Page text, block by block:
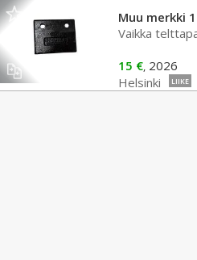
Muu merkki
Vaikka
15 €, 2026
Helsinki
LIIKE